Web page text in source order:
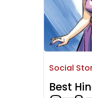
Social
Best